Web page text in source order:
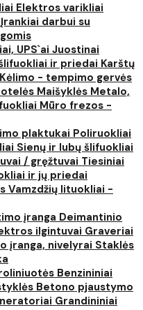
Elektros varikliai
Įrankiai darbui su
UPS`ai Juostinai
ir priedai Karštų
Kėlimo - tempimo gervės
Maišyklės Metalo,
Mūro frezos -
plaktukai Poliruokliai
Sienų ir lubų šlifuokliai
/ gręžtuvai Tiesiniai
ir jų priedai
Vamzdžių lituokliai -
įranga Deimantinio
ilgintuvai Graveriai
įranga, nivelyrai Staklės
Benzininiai
Betono pjaustymo
Grandininiai